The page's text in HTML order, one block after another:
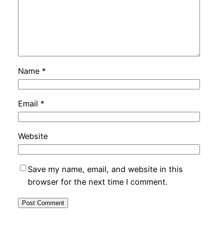
Name *
Email *
Website
Save my name, email, and website in this
browser for the next time I comment.